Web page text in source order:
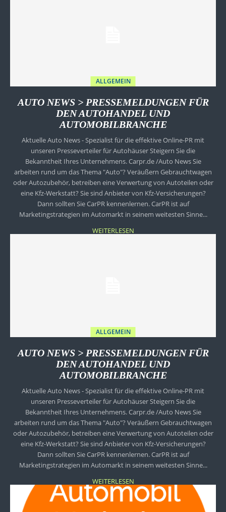
ALLGEMEIN
AUTO NEWS > PRESSEMELDUNGEN FÜR
DEN AUTOHANDEL UND
AUTOMOBILBRANCHE
Aktuelle Auto News - Spezialist für die effektive Online-PR mit
unseren Presseverteiler für Autohäuser Steigern Sie die
Bekanntheit Ihres Unternehmens. Carpr.de /Auto News Sie
arbeiten rund um das Thema "Auto"? Veräußern Gebrauchtwagen
oder Autozubehör, betreiben eine Verwertung von Autoteilen oder
eine Kfz-Werkstatt? Sie sind Anbieter von Kfz-Versicherungen?
Dann sollten Sie CarPR kennenlernen. CarPR ist auf
Marketingstrategien im Automarkt in seinem weitesten Sinne...
WEITERLESEN
ALLGEMEIN
AUTO NEWS > PRESSEMELDUNGEN FÜR
DEN AUTOHANDEL UND
AUTOMOBILBRANCHE
Aktuelle Auto News - Spezialist für die effektive Online-PR mit
unseren Presseverteiler für Autohäuser Steigern Sie die
Bekanntheit Ihres Unternehmens. Carpr.de /Auto News Sie
arbeiten rund um das Thema "Auto"? Veräußern Gebrauchtwagen
oder Autozubehör, betreiben eine Verwertung von Autoteilen oder
eine Kfz-Werkstatt? Sie sind Anbieter von Kfz-Versicherungen?
Dann sollten Sie CarPR kennenlernen. CarPR ist auf
Marketingstrategien im Automarkt in seinem weitesten Sinne...
WEITERLESEN